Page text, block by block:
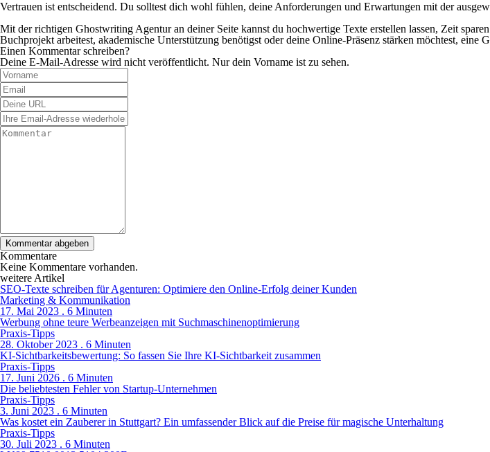
Vertrauen ist entscheidend. Du solltest dich wohl fühlen, deine Anforderungen und Erwartungen mit der
Mit der richtigen Ghostwriting Agentur an deiner Seite kannst du hochwertige Texte erstellen lassen, Zeit
Buchprojekt arbeitest, akademische Unterstützung benötigst oder deine Online-Präsenz stärken möchtest,
Einen Kommentar schreiben?
Deine E-Mail-Adresse wird nicht veröffentlicht. Nur dein Vorname ist zu sehen.
Kommentare
Keine Kommentare vorhanden.
weitere Artikel
SEO-Texte schreiben für Agenturen: Optimiere den Online-Erfolg deiner Kunden
Marketing & Kommunikation
17. Mai 2023 . 6 Minuten
Werbung ohne teure Werbeanzeigen mit Suchmaschinenoptimierung
Praxis-Tipps
28. Oktober 2023 . 6 Minuten
KI-Sichtbarkeitsbewertung: So fassen Sie Ihre KI-Sichtbarkeit zusammen
Praxis-Tipps
17. Juni 2026 . 6 Minuten
Die beliebtesten Fehler von Startup-Unternehmen
Praxis-Tipps
3. Juni 2023 . 6 Minuten
Was kostet ein Zauberer in Stuttgart? Ein umfassender Blick auf die Preise für magische Unterhaltung
Praxis-Tipps
30. Juli 2023 . 6 Minuten